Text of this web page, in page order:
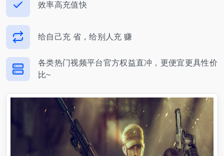
效率高充值快
给自己充 省，给别人充 赚
各类热门视频平台官方权益直冲，更便宜更具性价
比~